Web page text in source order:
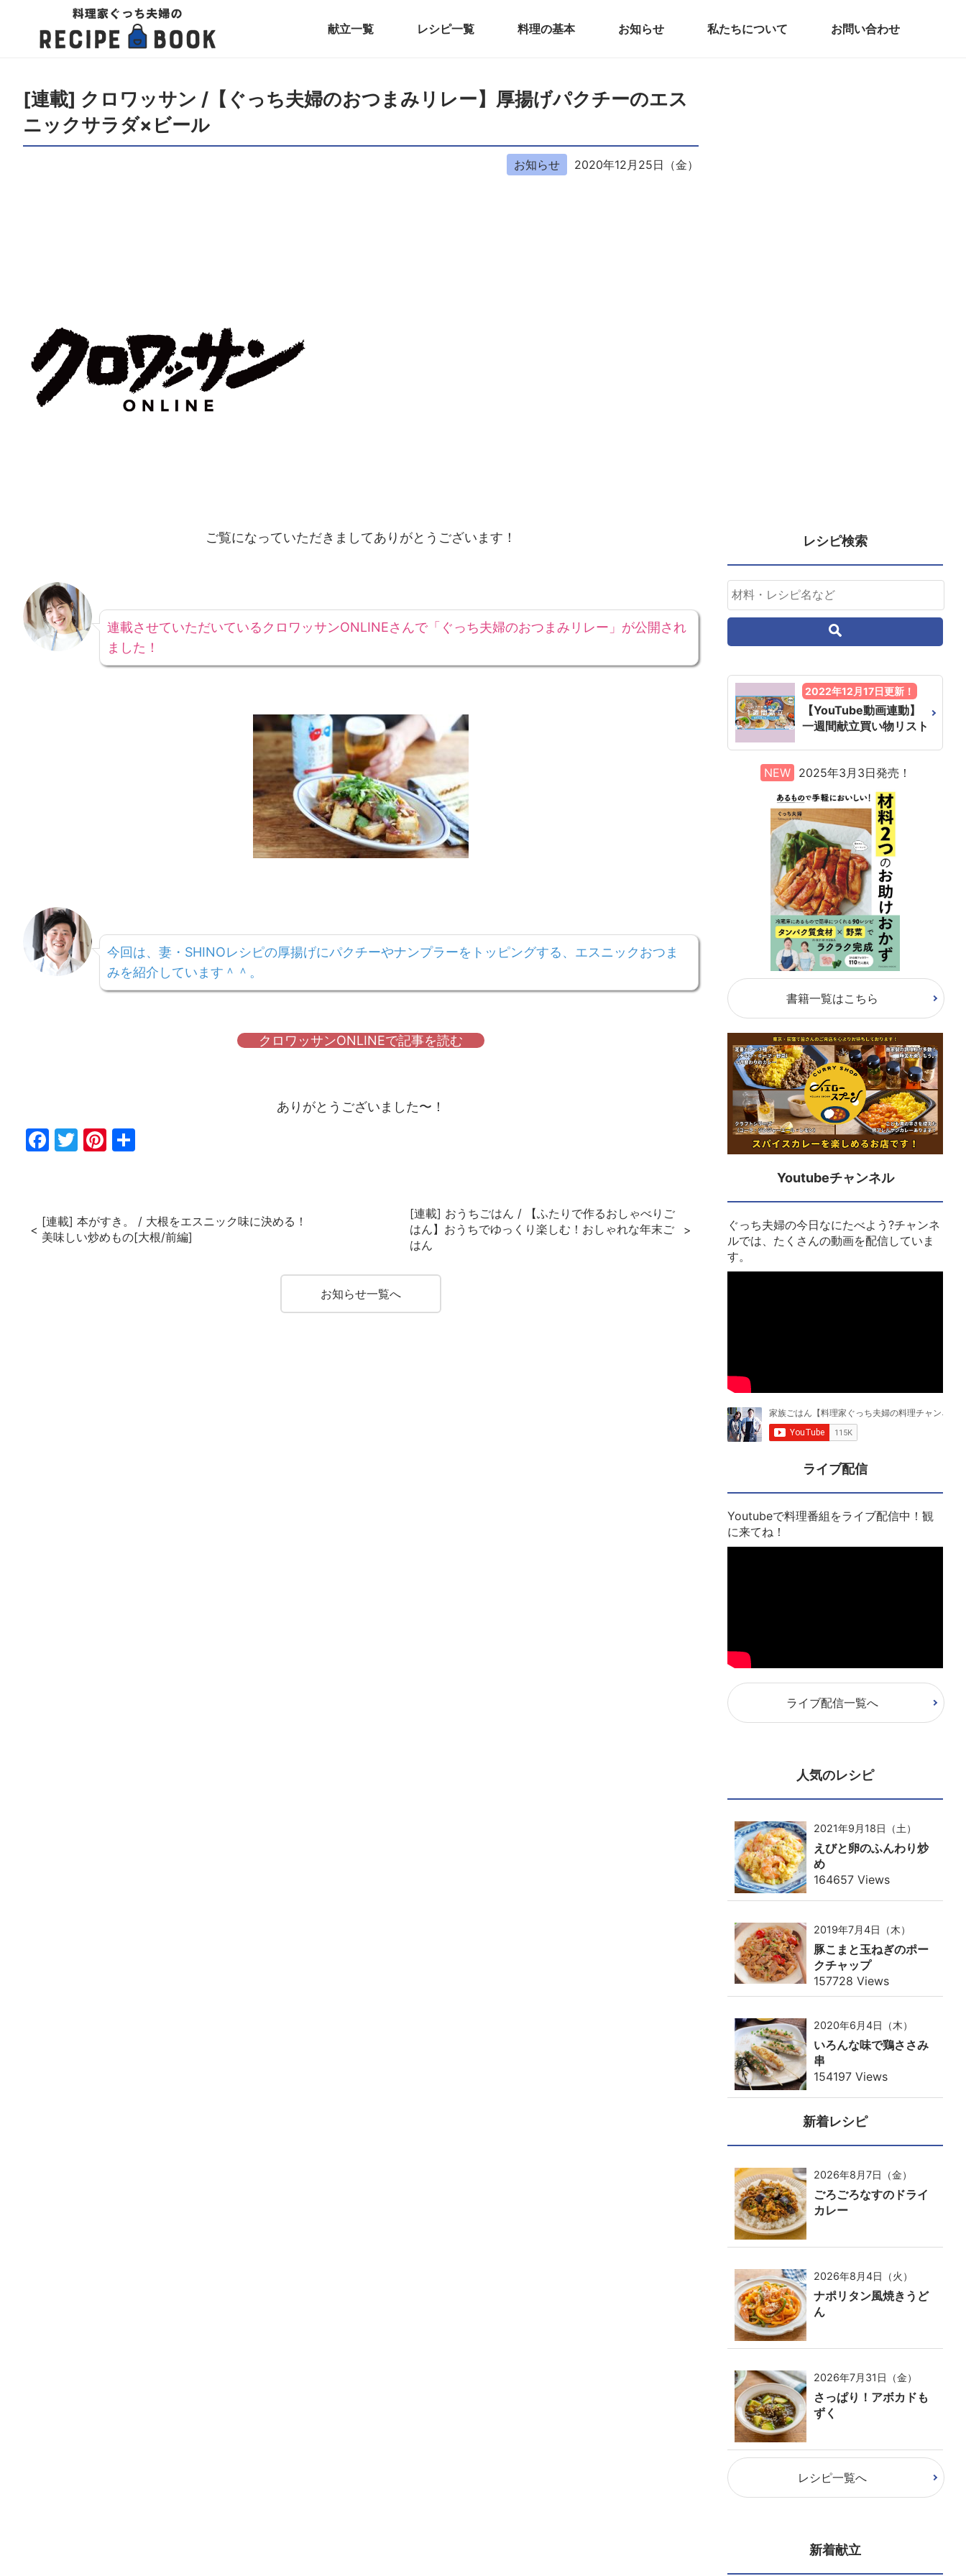
献立一覧 レシピ一覧 料理の基本 お知らせ 私たちについて お問い合わせ
[連載] クロワッサン /【ぐっち夫婦のおつまみリレー】厚揚げパクチーのエス
ニックサラダ×ビール
お知らせ 2020年12月25日（金）
ご覧になっていただきましてありがとうございます！
連載させていただいているクロワッサンONLINEさんで「ぐっち夫婦のおつまみリレー」が公開され
ました！
今回は、妻・SHINOレシピの厚揚げにパクチーやナンプラーをトッピングする、エスニックおつま
みを紹介しています＾＾。
クロワッサンONLINEで記事を読む
ありがとうございました〜！
Fac
Twi
Pin
[連載] 本がすき。 / 大根をエスニック味に決める！
美味しい炒めもの[大根/前編]
[連載] おうちごはん / 【ふたりで作るおしゃべりご
はん】おうちでゆっくり楽しむ！おしゃれな年末ご
はん
お知らせ一覧へ
レシピ検索
2022年12月17日更新！
【YouTube動画連動】
一週間献立買い物リスト
NEW 2025年3月3日発売！
書籍一覧はこちら
Youtubeチャンネル
ぐっち夫婦の今日なにたべよう?チャンネ
ルでは、たくさんの動画を配信していま
す。
ライブ配信
Youtubeで料理番組をライブ配信中！観
に来てね！
ライブ配信一覧へ
人気のレシピ
2021年9月18日（土）
えびと卵のふんわり炒
め
164657 Views
2019年7月4日（木）
豚こまと玉ねぎのポー
クチャップ
157728 Views
2020年6月4日（木）
いろんな味で鶏ささみ
串
154197 Views
新着レシピ
2026年8月7日（金）
ごろごろなすのドライ
カレー
2026年8月4日（火）
ナポリタン風焼きうど
ん
2026年7月31日（金）
さっぱり！アボカドも
ずく
レシピ一覧へ
新着献立